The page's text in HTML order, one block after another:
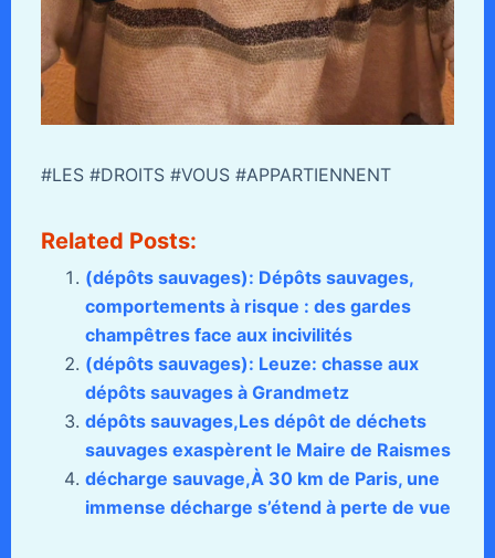
#LES #DROITS #VOUS #APPARTIENNENT
Related Posts:
(dépôts sauvages): Dépôts sauvages,
comportements à risque : des gardes
champêtres face aux incivilités
(dépôts sauvages): Leuze: chasse aux
dépôts sauvages à Grandmetz
dépôts sauvages,Les dépôt de déchets
sauvages exaspèrent le Maire de Raismes
décharge sauvage,À 30 km de Paris, une
immense décharge s’étend à perte de vue